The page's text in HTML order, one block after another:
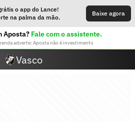
o app do Lance!
na palma da mão.
Baixe agora
Aposta? Fale com o assistente.
adverte: Aposta não é investimento
Vasco